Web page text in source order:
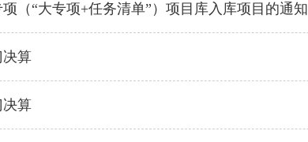
（“大专项+任务清单”）项目库入库项目的通知
决算
决算